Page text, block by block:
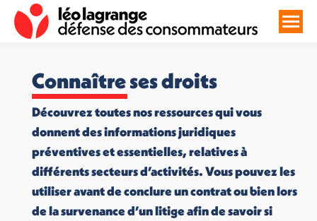
Connaître ses droits
Découvrez toutes nos ressources qui vous
donnent des informations juridiques
préventives et essentielles, relatives à
différents secteurs d’activités. Vous pouvez les
utiliser avant de conclure un contrat ou bien lors
de la survenance d’un litige afin de savoir si